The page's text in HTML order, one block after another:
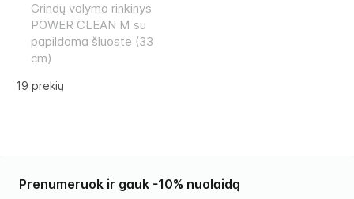
19 prekių
Grindų valymo rinkinys
POWER CLEAN M su
papildoma šluoste (33
cm)
Prenumeruok ir gauk -10% nuolaidą